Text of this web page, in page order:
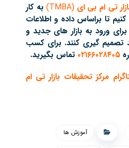
تی ام بی ای (TMBA)
به کار
تا براساس داده و اطلاعات
برای ورود به بازار های جدید و
گیری کنند. برای کسب
۰۲۱۶۶۰۲۸۴۰۵ تماس بگیرید.
مرکز تحقیقات بازار تی ام
آموزش ها